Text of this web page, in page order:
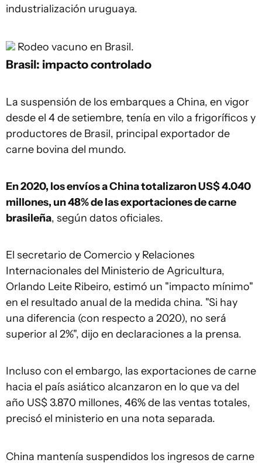
industrialización uruguaya.
Rodeo vacuno en Brasil.
Brasil: impacto controlado
La suspensión de los embarques a China, en vigor
desde el 4 de setiembre, tenía en vilo a frigoríficos y
productores de Brasil, principal exportador de
carne bovina del mundo.
En 2020, los envíos a China totalizaron US$ 4.040
millones, un 48% de las exportaciones de carne
brasileña, según datos oficiales.
El secretario de Comercio y Relaciones
Internacionales del Ministerio de Agricultura,
Orlando Leite Ribeiro, estimó un "impacto mínimo"
en el resultado anual de la medida china. "Si hay
una diferencia (con respecto a 2020), no será
superior al 2%", dijo en declaraciones a la prensa.
Incluso con el embargo, las exportaciones de carne
hacia el país asiático alcanzaron en lo que va del
año US$ 3.870 millones, 46% de las ventas totales,
precisó el ministerio en una nota separada.
China mantenía suspendidos los ingresos de carne